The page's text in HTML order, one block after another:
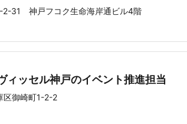
2-31 神戸フコク生命海岸通ビル4階
ィッセル神戸のイベント推進担当
区御崎町1-2-2